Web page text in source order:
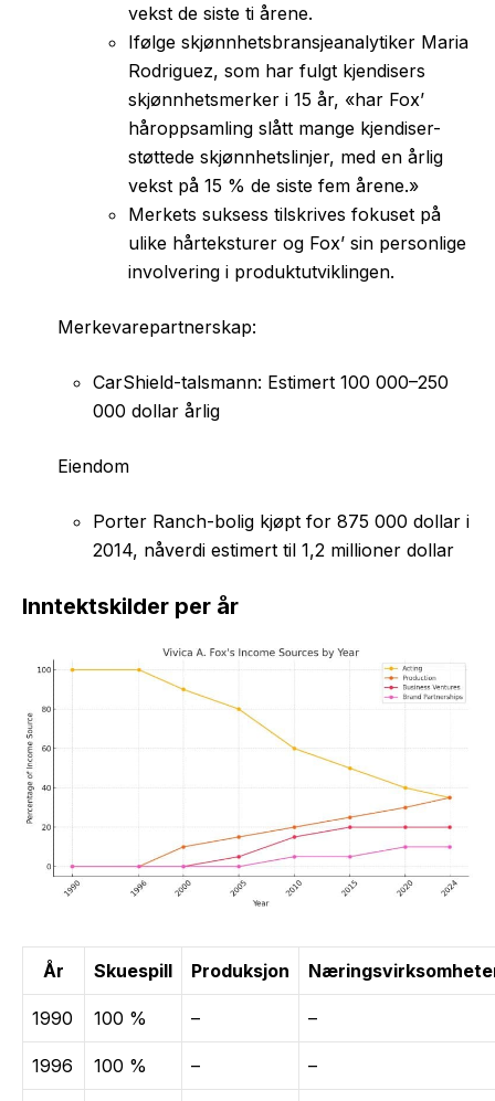
vekst de siste ti årene.
Ifølge skjønnhetsbransjeanalytiker Maria
Rodriguez, som har fulgt kjendisers
skjønnhetsmerker i 15 år, «har Fox’
håroppsamling slått mange kjendiser-
støttede skjønnhetslinjer, med en årlig
vekst på 15 % de siste fem årene.»
Merkets suksess tilskrives fokuset på
ulike hårteksturer og Fox’ sin personlige
involvering i produktutviklingen.
Merkevarepartnerskap:
CarShield-talsmann: Estimert 100 000–250
000 dollar årlig
Eiendom
Porter Ranch-bolig kjøpt for 875 000 dollar i
2014, nåverdi estimert til 1,2 millioner dollar
Inntektskilder per år
År Skuespill Produksjon
1990 100 % – –
1996 100 % – –